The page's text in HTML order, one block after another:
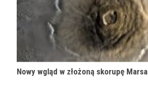
Nowy wgląd w złożoną skorupę Marsa